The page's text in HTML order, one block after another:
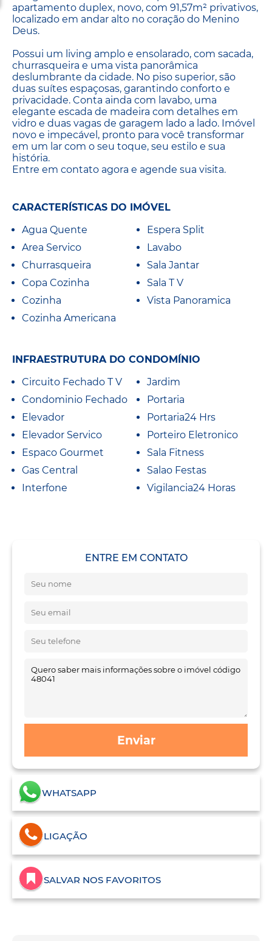
apartamento duplex, novo, com 91,57m² privativos,
localizado em andar alto no coração do Menino
Deus.
Possui um living amplo e ensolarado, com sacada,
churrasqueira e uma vista panorâmica
deslumbrante da cidade. No piso superior, são
duas suítes espaçosas, garantindo conforto e
privacidade. Conta ainda com lavabo, uma
elegante escada de madeira com detalhes em
vidro e duas vagas de garagem lado a lado. Imóvel
novo e impecável, pronto para você transformar
em um lar com o seu toque, seu estilo e sua
história.
Entre em contato agora e agende sua visita.
CARACTERÍSTICAS DO IMÓVEL
Agua Quente
Area Servico
Churrasqueira
Copa Cozinha
Cozinha
Cozinha Americana
Espera Split
Lavabo
Sala Jantar
Sala T V
Vista Panoramica
INFRAESTRUTURA DO CONDOMÍNIO
Circuito Fechado T V
Condominio Fechado
Elevador
Elevador Servico
Espaco Gourmet
Gas Central
Interfone
Jardim
Portaria
Portaria24 Hrs
Porteiro Eletronico
Sala Fitness
Salao Festas
Vigilancia24 Horas
ENTRE EM CONTATO
Enviar
WHATSAPP
LIGAÇÃO
SALVAR NOS FAVORITOS